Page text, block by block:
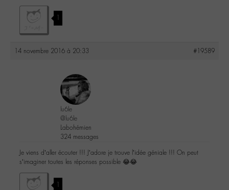
1
14 novembre 2016 à 20:33 #19589
lu6le
@lu6le
Labohémien
324 messages
Je viens d’aller écouter !!! J’adore je trouve l’idée géniale !!! On peut
s’imaginer toutes les réponses possible 😂😂
1